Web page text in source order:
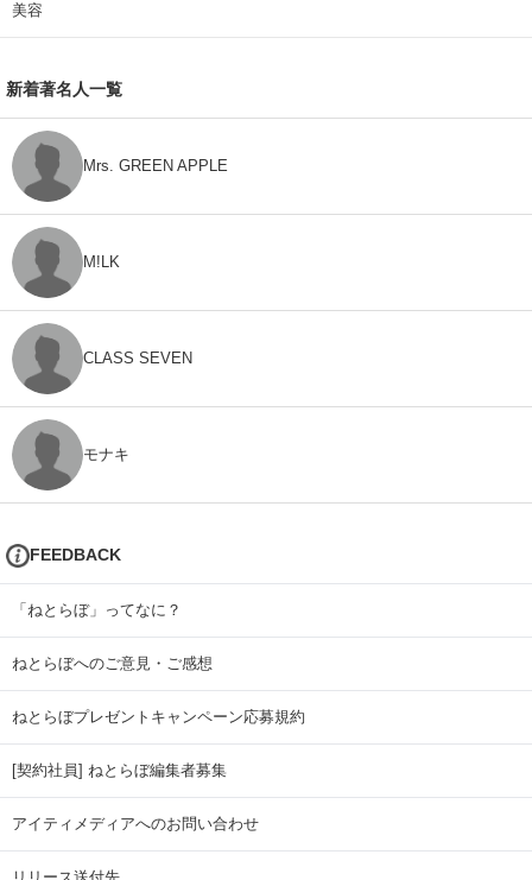
美容
新着著名人一覧
Mrs. GREEN APPLE
M!LK
CLASS SEVEN
モナキ
FEEDBACK
「ねとらぼ」ってなに？
ねとらぼへのご意見・ご感想
ねとらぼプレゼントキャンペーン応募規約
[契約社員] ねとらぼ編集者募集
アイティメディアへのお問い合わせ